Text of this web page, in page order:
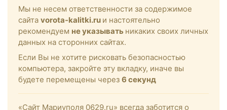
Мы не несем ответственности за содержимое
сайта vorota-kalitki.ru и настоятельно
рекомендуем не указывать никаких своих личных
данных на сторонних сайтах.
Если Вы не хотите рисковать безопасностью
компьютера, закройте эту вкладку, иначе вы
будете перемещены через 6 секунд
«Сайт Мариуполя 0629.ru» всегда заботится о